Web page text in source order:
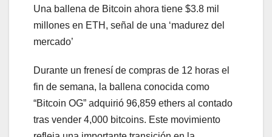
Una ballena de Bitcoin ahora tiene $3.8 mil
millones en ETH, señal de una ‘madurez del
mercado’
Durante un frenesí de compras de 12 horas el
fin de semana, la ballena conocida como
“Bitcoin OG” adquirió 96,859 ethers al contado
tras vender 4,000 bitcoins. Este movimiento